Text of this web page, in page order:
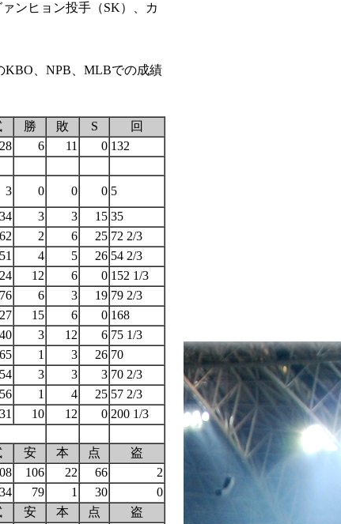
ンヒョン投手（SK）、カ
KBO、NPB、MLBでの成績
勝 敗 S 回
28 6 11 0 132
3 0 0 0 5
34 3 3 15 35
62 2 6 25 72 2/3
51 4 5 26 54 2/3
24 12 6 0 152 1/3
76 6 3 19 79 2/3
27 15 6 0 168
40 3 12 6 75 1/3
65 1 3 26 70
54 3 3 3 70 2/3
56 1 4 25 57 2/3
31 10 12 0 200 1/3
安 本 点
盗
106 22 66
2
79 1 30
0
安 本 点
盗